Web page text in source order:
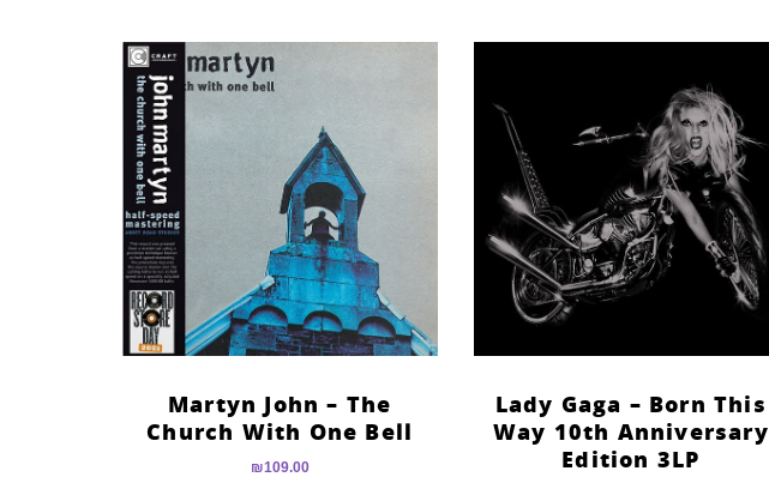
Lady Gaga – Born This
Way 10th Anniversary
Edition 3LP
Martyn John – The
Church With One Bell
₪109.00